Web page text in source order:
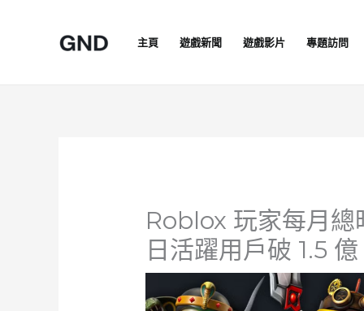
主頁 遊戲新聞 遊戲影片 專題訪問
Roblox 玩家每月
日活躍用戶破 1.5 億